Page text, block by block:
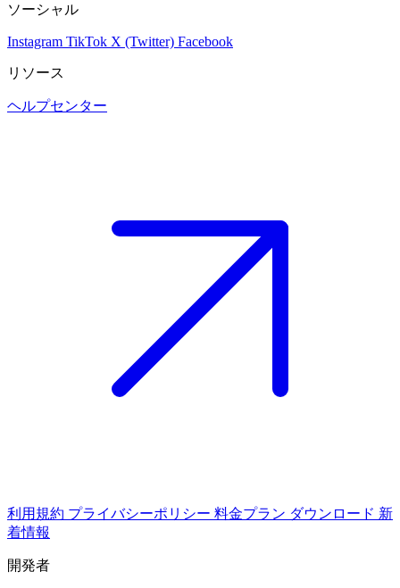
ソーシャル
Instagram TikTok X (Twitter) Facebook
リソース
ヘルプセンター
利用規約 プライバシーポリシー 料金プラン ダウンロード 新
着情報
開発者